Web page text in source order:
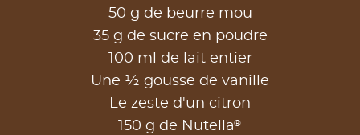
50 g de beurre mou
35 g de sucre en poudre
100 ml de lait entier
Une ½ gousse de vanille
Le zeste d'un citron
150 g de Nutella®